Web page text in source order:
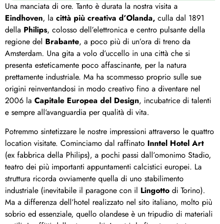
Una manciata di ore. Tanto è durata la nostra visita a
Eindhoven, la città più creativa d’Olanda, culla dal 1891
della Philips, colosso dell’elettronica e centro pulsante della
regione del Brabante, a poco più di un’ora di treno da
Amsterdam. Una gita a volo d’uccello in una città che si
presenta esteticamente poco affascinante, per la natura
prettamente industriale. Ma ha scommesso proprio sulle sue
origini reinventandosi in modo creativo fino a diventare nel
2006 la Capitale Europea del Design, incubatrice di talenti
e sempre all’avanguardia per qualità di vita.
Potremmo sintetizzare le nostre impressioni attraverso le quattro
location visitate. Cominciamo dal raffinato Inntel Hotel Art
(ex fabbrica della Philips), a pochi passi dall’omonimo Stadio,
teatro dei più importanti appuntamenti calcistici europei. La
struttura ricorda ovviamente quella di uno stabilimento
industriale (inevitabile il paragone con il Lingotto di Torino).
Ma a differenza dell’hotel realizzato nel sito italiano, molto più
sobrio ed essenziale, quello olandese è un tripudio di materiali